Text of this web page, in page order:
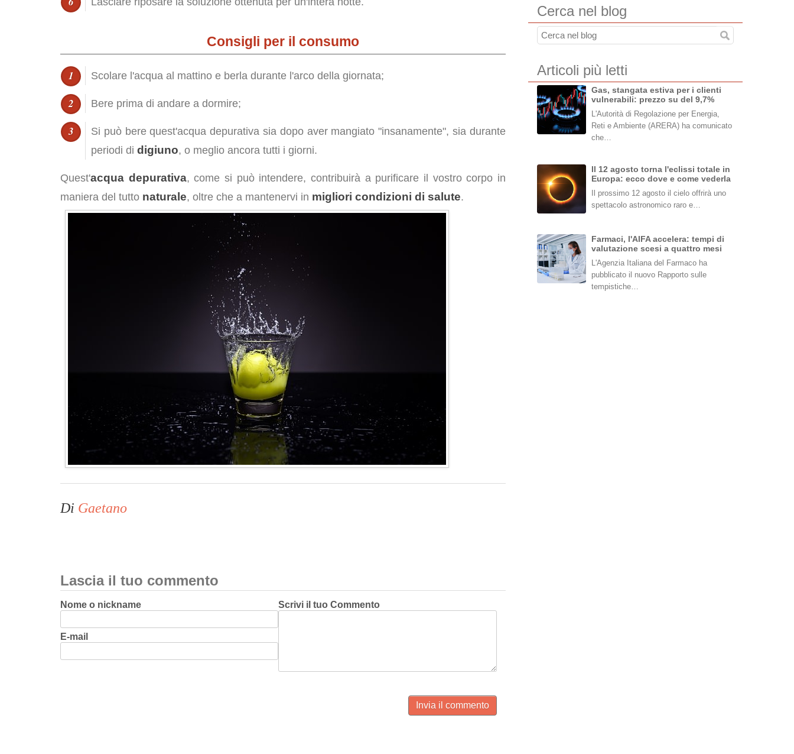
Consigli per il consumo
Scolare l'acqua al mattino e berla durante l'arco della giornata;
Bere prima di andare a dormire;
Si può bere quest'acqua depurativa sia dopo aver mangiato "insanamente", sia durante
periodi di digiuno, o meglio ancora tutti i giorni.
Quest'acqua depurativa, come si può intendere, contribuirà a purificare il vostro corpo in
maniera del tutto naturale, oltre che a mantenervi in migliori condizioni di salute.
Di Gaetano
Lascia il tuo commento
Nome o nickname
E-mail
Scrivi il tuo Commento
Invia il commento
Cerca nel blog
Articoli più letti
Gas, stangata estiva per i clienti
vulnerabili: prezzo su del 9,7%
L'Autorità di Regolazione per Energia,
Reti e Ambiente (ARERA) ha comunicato
che…
Il 12 agosto torna l'eclissi totale in
Europa: ecco dove e come vederla
Il prossimo 12 agosto il cielo offrirà uno
spettacolo astronomico raro e…
Farmaci, l'AIFA accelera: tempi di
valutazione scesi a quattro mesi
L'Agenzia Italiana del Farmaco ha
pubblicato il nuovo Rapporto sulle
tempistiche…